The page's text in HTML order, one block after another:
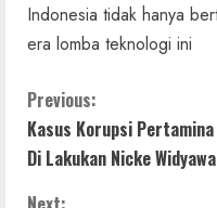
Indonesia tidak hanya
era lomba teknologi ini
C
o
n
Previous:
Kasus Korupsi Pertamina
Di Lakukan Nicke